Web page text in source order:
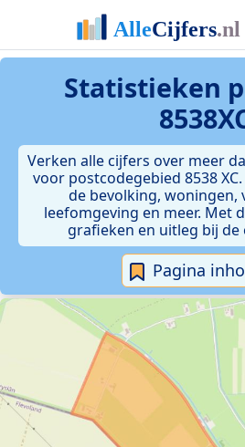
Statistieken
Verken alle cijfers over meer
voor postcodegebied 8538
de bevolking, woningen,
leefomgeving en meer. Met
grafieken en uitleg bij
Pagina